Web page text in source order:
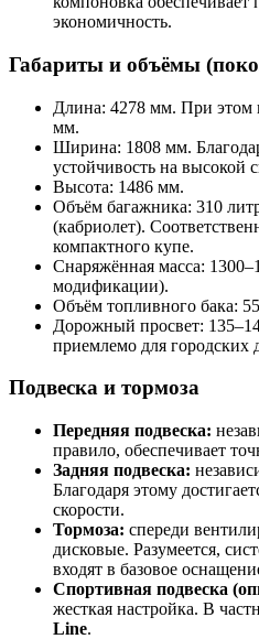
экономичность.
Габариты и объёмы
Длина: 4278 мм. При этом
мм.
Ширина: 1808 мм.
устойчивость на высокой
Высота: 1486 мм.
Объём багажника: 310
(кабриолет).
компактного купе.
Снаряжённая масса:
модификации).
Объём топливного бака:
Дорожный просвет:
приемлемо для городских
Подвеска и тормоза
Передняя подвеска:
правило, обеспечивает
Задняя подвеска:
Благодаря этому
скорости.
Тормоза: спереди
дисковые. Разумеется,
входят в базовое
Спортивная подвеска
жесткая настройка. В
Line.